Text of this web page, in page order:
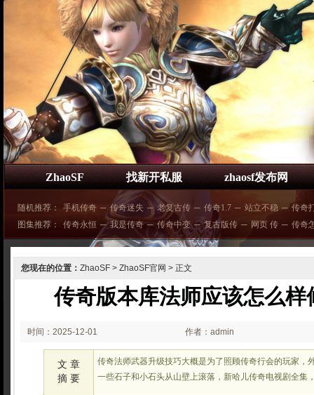
ZhaoSF 找新开私服 zhaosf发布网
随机推荐： 手机传奇 ─ 传奇迷失 ─ 老复古传 ─ 传奇1.7 ─ 站立不稳 ─ 传奇
图集推荐：
传奇永恒 ─ 我是传奇 ─ 传奇中变 ─ 复古版传 ─ 网页 传 ─ 传奇
您现在的位置： ZhaoSF > ZhaoSF官网 > 正文
传奇版本库法师应该怎么样
时间：2025-12-01
02:24:11
作者：admin
文 章
摘 要
传奇法师武器升级技巧大概是为了照顾传奇行会的玩家，
一些石子和小石头从山壁上滚落，新哈儿传奇电视剧全集